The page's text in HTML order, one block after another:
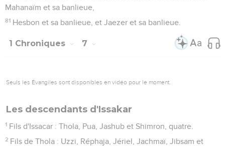
Mahanaïm et sa banlieue,
81 Hesbon et sa banlieue, et Jaezer et sa banlieue.
1 Chroniques 7
Seuls les Évangiles sont disponibles en vidéo pour le moment.
Les descendants d'Issakar
1 Fils d'Issacar : Thola, Pua, Jashub et Shimron, quatre.
2 Fils de Thola : Uzzi, Réphaja, Jériel, Jachmaï, Jibsam et